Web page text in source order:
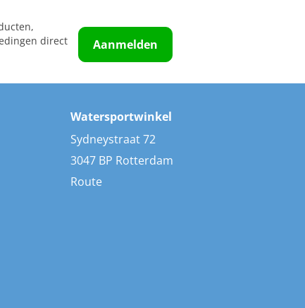
direct
Aanmelden
Watersportwinkel
Sydneystraat 72
3047 BP Rotterdam
Route